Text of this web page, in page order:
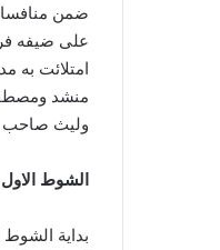
ضمن
على ضيفه
امتلائت به
منشد
وليث صاحب
الشوط الاول
بداية الشوط